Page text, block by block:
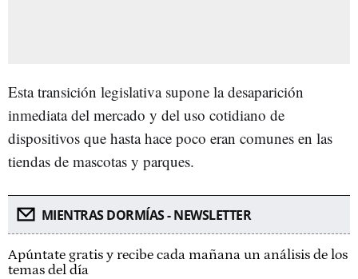
Esta transición legislativa supone la desaparición
inmediata del mercado y del uso cotidiano de
dispositivos que hasta hace poco eran comunes en las
tiendas de mascotas y parques.
MIENTRAS DORMÍAS - NEWSLETTER
Apúntate gratis y recibe cada mañana un análisis de los
temas del día